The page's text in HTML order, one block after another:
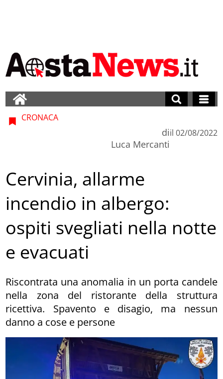
CRONACA
di
Luca Mercanti
il 02/08/2022
Cervinia, allarme
incendio in albergo:
ospiti svegliati nella notte
e evacuati
Riscontrata una anomalia in un porta candele
nella zona del ristorante della struttura
ricettiva. Spavento e disagio, ma nessun
danno a cose e persone